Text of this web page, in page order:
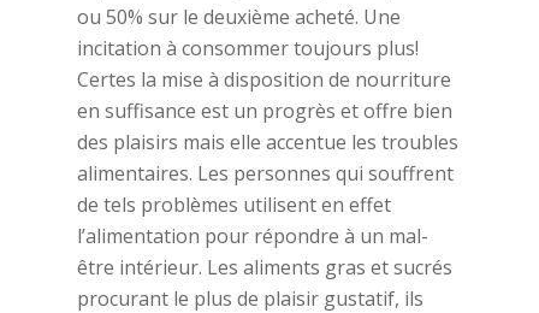
ou 50% sur le deuxième acheté. Une
incitation à consommer toujours plus!
Certes la mise à disposition de nourriture
en suffisance est un progrès et offre bien
des plaisirs mais elle accentue les troubles
alimentaires. Les personnes qui souffrent
de tels problèmes utilisent en effet
l’alimentation pour répondre à un mal-
être intérieur. Les aliments gras et sucrés
procurant le plus de plaisir gustatif, ils